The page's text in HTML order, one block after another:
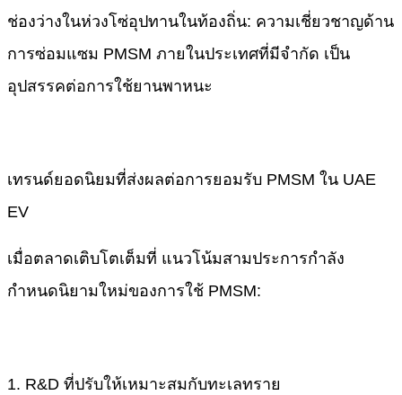
​ช่องว่างในห่วงโซ่อุปทานในท้องถิ่น: ความเชี่ยวชาญด้าน
การซ่อมแซม PMSM ภายในประเทศที่มีจำกัด เป็น
อุปสรรคต่อการใช้ยานพาหนะ
เทรนด์ยอดนิยมที่ส่งผลต่อการยอมรับ PMSM ใน UAE
EV
เมื่อตลาดเติบโตเต็มที่ แนวโน้มสามประการกำลัง
กำหนดนิยามใหม่ของการใช้ PMSM:
1. R&D ที่ปรับให้เหมาะสมกับทะเลทราย​